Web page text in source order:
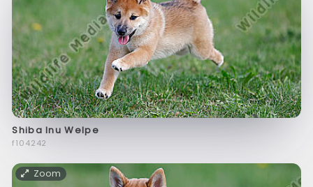
Shiba Inu Welpe
f104242
Zoom